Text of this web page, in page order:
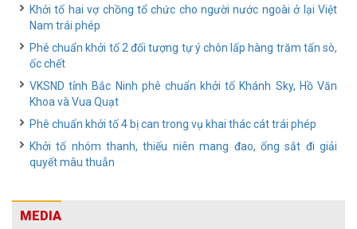
Khởi tố hai vợ chồng tổ chức cho người nước ngoài ở lại Việt
Nam trái phép
Phê chuẩn khởi tố 2 đối tượng tự ý chôn lấp hàng trăm tấn sò,
ốc chết
VKSND tỉnh Bắc Ninh phê chuẩn khởi tố Khánh Sky, Hồ Văn
Khoa và Vua Quạt
Phê chuẩn khởi tố 4 bị can trong vụ khai thác cát trái phép
Khởi tố nhóm thanh, thiếu niên mang đao, ống sắt đi giải
quyết mâu thuẫn
MEDIA